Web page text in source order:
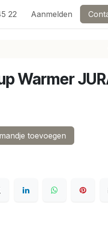
Overnachten in
22 Aanmelden
Warmer
toevoegen